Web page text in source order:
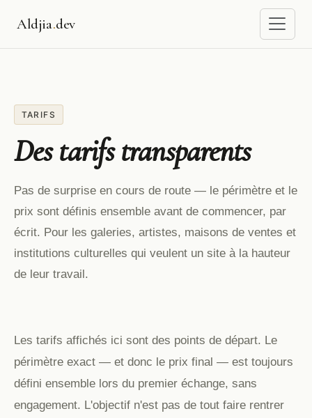
Aldjia.dev
TARIFS
Des tarifs transparents
Pas de surprise en cours de route — le périmètre et le
prix sont définis ensemble avant de commencer, par
écrit. Pour les galeries, artistes, maisons de ventes et
institutions culturelles qui veulent un site à la hauteur
de leur travail.
Les tarifs affichés ici sont des points de départ. Le
périmètre exact — et donc le prix final — est toujours
défini ensemble lors du premier échange, sans
engagement. L'objectif n'est pas de tout faire rentrer